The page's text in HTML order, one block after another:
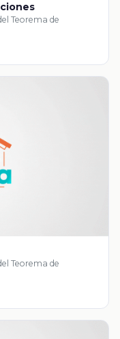
Teorema de
Teorema de